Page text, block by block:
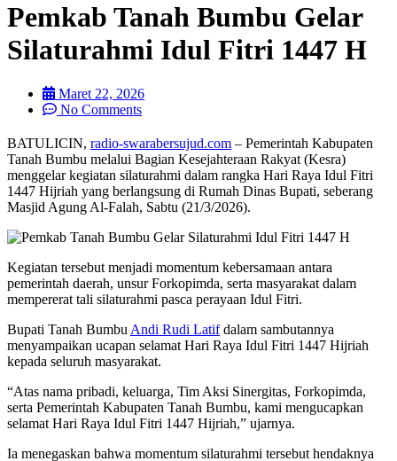
Pemkab Tanah Bumbu Gelar
Silaturahmi Idul Fitri 1447 H
Maret 22, 2026
No Comments
BATULICIN, radio-swarabersujud.com – Pemerintah Kabupaten
Tanah Bumbu melalui Bagian Kesejahteraan Rakyat (Kesra)
menggelar kegiatan silaturahmi dalam rangka Hari Raya Idul Fitri
1447 Hijriah yang berlangsung di Rumah Dinas Bupati, seberang
Masjid Agung Al-Falah, Sabtu (21/3/2026).
Kegiatan tersebut menjadi momentum kebersamaan antara
pemerintah daerah, unsur Forkopimda, serta masyarakat dalam
mempererat tali silaturahmi pasca perayaan Idul Fitri.
Bupati Tanah Bumbu Andi Rudi Latifdalam sambutannya
menyampaikan ucapan selamat Hari Raya Idul Fitri 1447 Hijriah
kepada seluruh masyarakat.
“Atas nama pribadi, keluarga, Tim Aksi Sinergitas, Forkopimda,
serta Pemerintah Kabupaten Tanah Bumbu, kami mengucapkan
selamat Hari Raya Idul Fitri 1447 Hijriah,” ujarnya.
Ia menegaskan bahwa momentum silaturahmi tersebut hendaknya